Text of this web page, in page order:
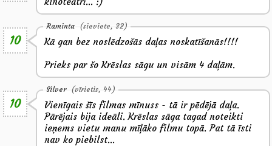
10
Raminta (sieviete, 32)
Kā gan bez noslēdzošās daļas noskatīšanās!!!!
Prieks par šo Krēslas sāgu un visām 4 daļām.
10
Silver (vīrietis, 44)
Vienīgais šīs filmas mīnuss - tā ir pēdējā daļa.
Pārējais bija ideāli. Krēslas sāga tagad noteikti
ieņems vietu manu mīļāko filmu topā. Pat tā īsti
nav ko piebilst...